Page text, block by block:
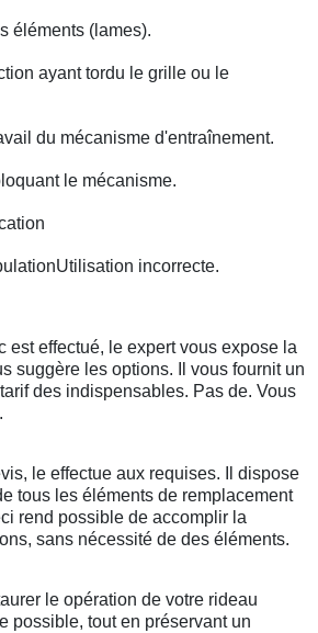
éléments (lames).
ayant tordu le grille ou le
du mécanisme d'entraînement.
le mécanisme.
incorrecte.
est effectué, le expert vous expose la
suggère les options. Il vous fournit un
des indispensables. Pas de. Vous
le effectue aux requises. Il dispose
tous les éléments de remplacement
rend possible de accomplir la
sans nécessité de des éléments.
le opération de votre rideau
possible, tout en préservant un